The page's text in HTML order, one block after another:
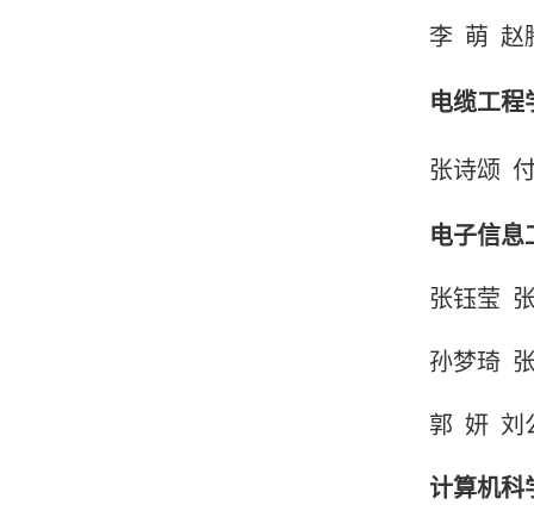
李 萌 赵
电缆工程
张诗颂
电子信息
张钰莹
孙梦琦
郭 妍 刘
计算机科